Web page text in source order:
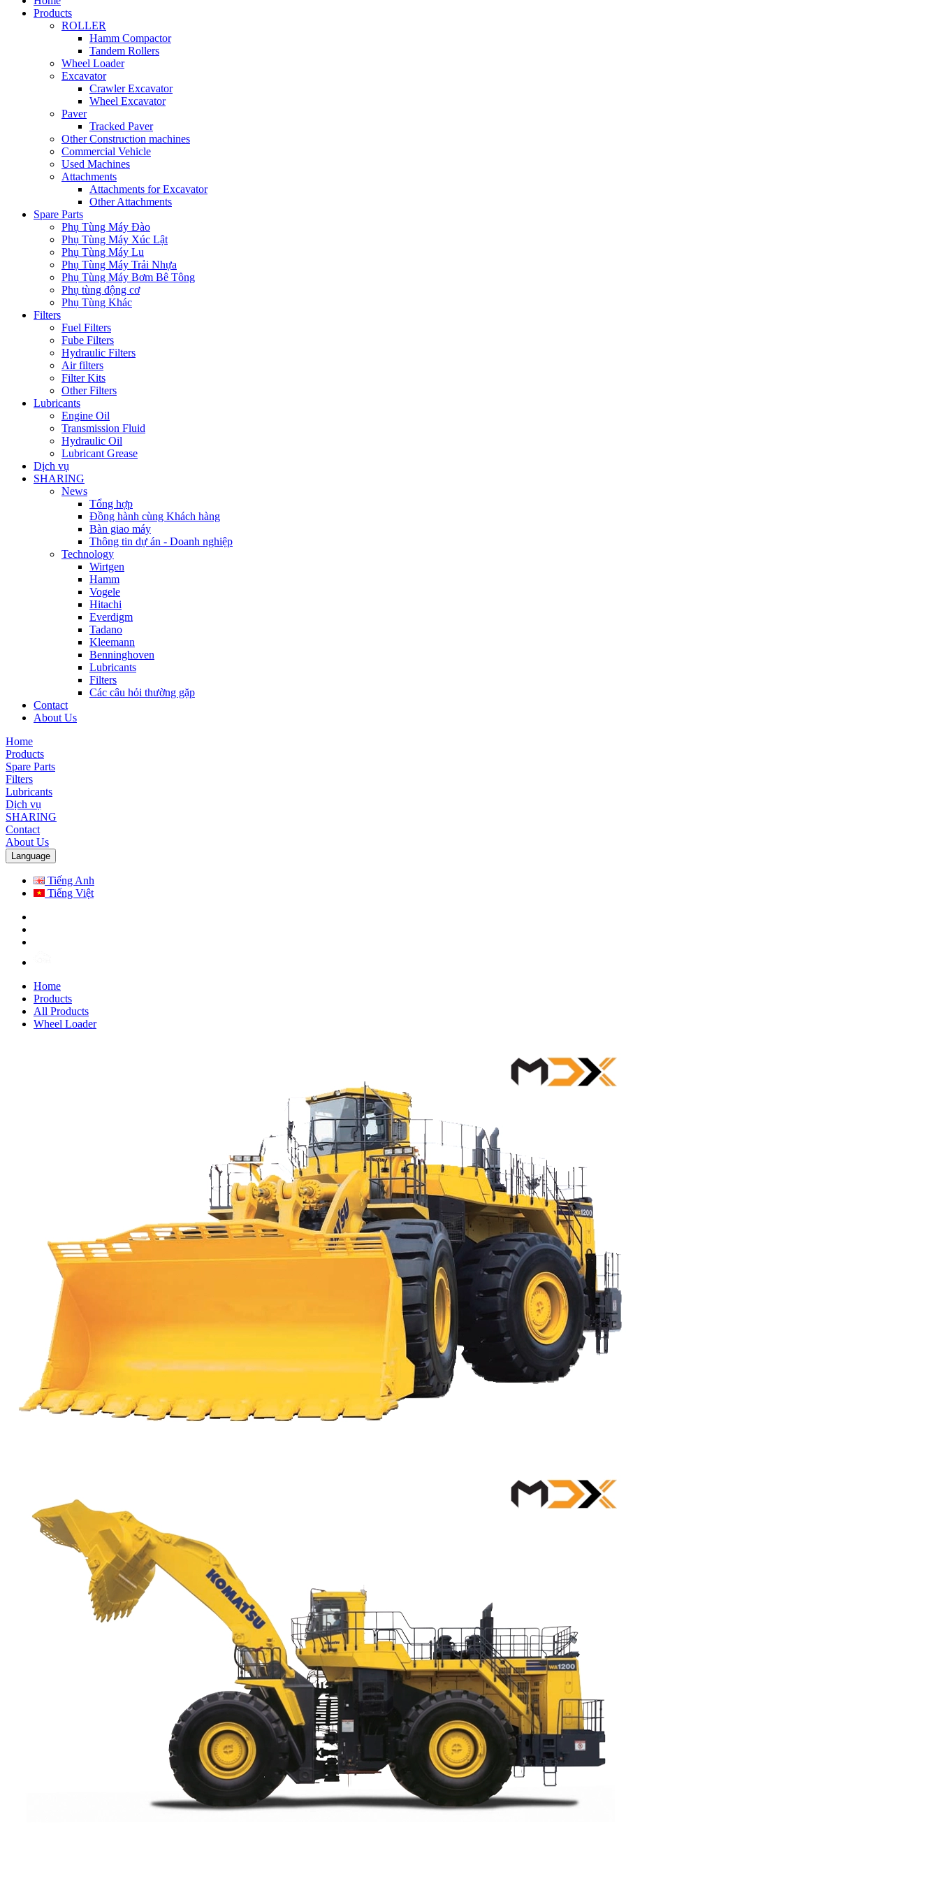
Products
ROLLER
Hamm Compactor
Tandem Rollers
Wheel Loader
Excavator
Crawler Excavator
Wheel Excavator
Paver
Tracked Paver
Other Construction machines
Commercial Vehicle
Used Machines
Attachments
Attachments for Excavator
Other Attachments
Spare Parts
Phụ Tùng Máy Đào
Phụ Tùng Máy Xúc Lật
Phụ Tùng Máy Lu
Phụ Tùng Máy Trải Nhựa
Phụ Tùng Máy Bơm Bê Tông
Phụ tùng động cơ
Phụ Tùng Khác
Filters
Fuel Filters
Fube Filters
Hydraulic Filters
Air filters
Filter Kits
Other Filters
Lubricants
Engine Oil
Transmission Fluid
Hydraulic Oil
Lubricant Grease
Dịch vụ
SHARING
News
Tổng hợp
Đồng hành cùng Khách hàng
Bàn giao máy
Thông tin dự án - Doanh nghiệp
Technology
Wirtgen
Hamm
Vogele
Hitachi
Everdigm
Tadano
Kleemann
Benninghoven
Lubricants
Filters
Các câu hỏi thường gặp
Contact
About Us
Home
Products
Spare Parts
Filters
Lubricants
Dịch vụ
SHARING
Contact
About Us
Language
Tiếng Anh
Tiếng Việt
Home
Products
All Products
Wheel Loader